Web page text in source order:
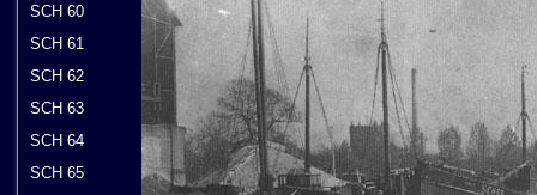
SCH 60
SCH 61
SCH 62
SCH 63
SCH 64
SCH 65